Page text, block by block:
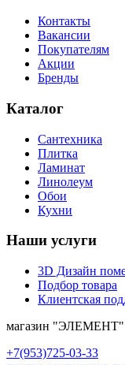
Контакты
Вакансии
Покупателям
Акции
Бренды
Каталог
Сантехника
Плитка
Ламинат
Линолеум
Обои
Кухни
Наши услуги
3D Дизайн
Подбор товара
Клиентская
магазин "ЭЛЕМЕНТ"
+7(953)725-03-33